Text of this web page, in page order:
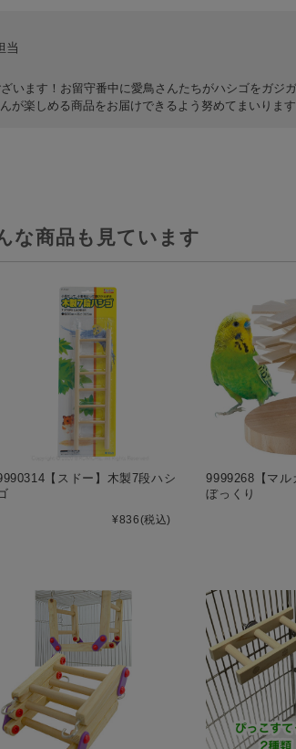
当
います！お留守番中に愛鳥さんたちがハシゴをガジ
が楽しめる商品をお届けできるよう努めてまいりま
な商品も見ています
【スドー】木製7段ハシ
¥836(税込)
9999268【マル
ぼっくり